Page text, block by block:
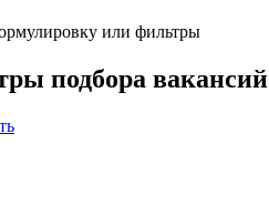
или фильтры
подбора вакансий